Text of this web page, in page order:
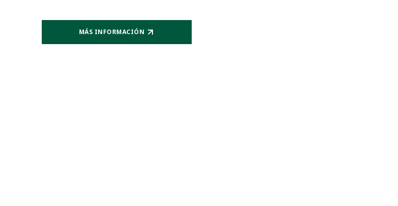
MÁS INFORMACIÓN